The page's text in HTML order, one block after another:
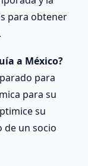
para obtener
a México?
para
para su
su
de un socio